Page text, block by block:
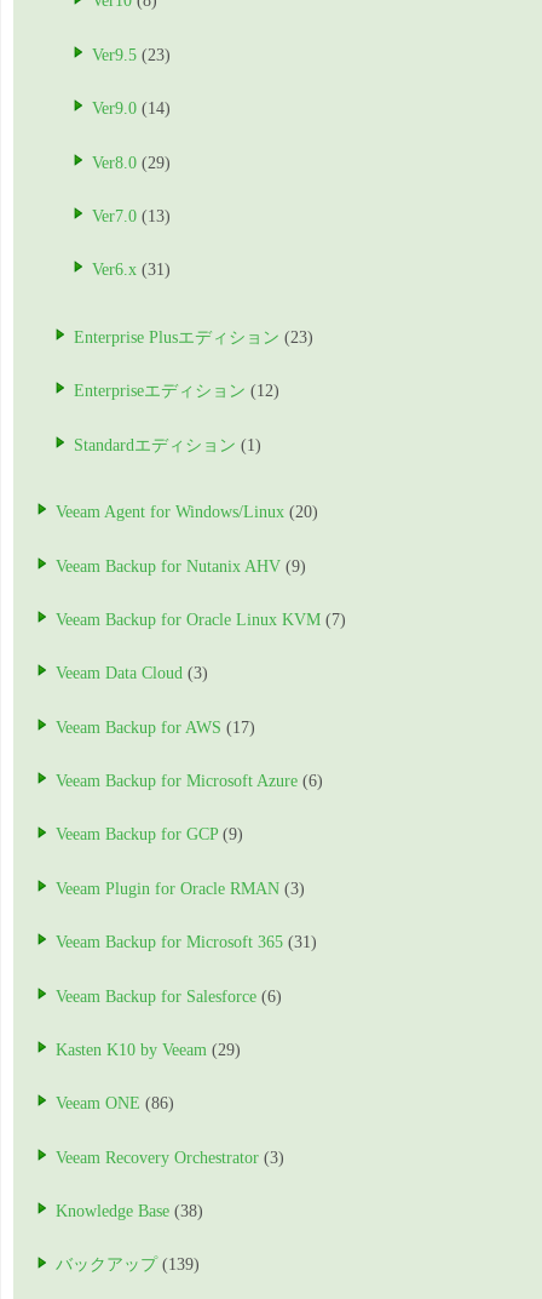
Ver9.5 (23)
Ver9.0 (14)
Ver8.0 (29)
Ver7.0 (13)
Ver6.x (31)
Enterprise Plusエディション (23)
Enterpriseエディション (12)
Standardエディション (1)
Veeam Agent for Windows/Linux (20)
Veeam Backup for Nutanix AHV (9)
Veeam Backup for Oracle Linux KVM (7)
Veeam Data Cloud (3)
Veeam Backup for AWS (17)
Veeam Backup for Microsoft Azure (6)
Veeam Backup for GCP(9)
Veeam Plugin for Oracle RMAN (3)
Veeam Backup for Microsoft 365 (31)
Veeam Backup for Salesforce (6)
Kasten K10 by Veeam (29)
Veeam ONE (86)
Veeam Recovery Orchestrator (3)
Knowledge Base (38)
バックアップ (139)